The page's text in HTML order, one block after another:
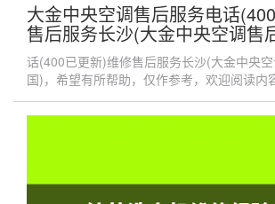
大金中央空调售后服务电话
售后服务长沙(大金中央空调售
话(400已更新)维修售后服务长沙(大金中央
国)，希望有所帮助，仅作参考，欢迎阅读内